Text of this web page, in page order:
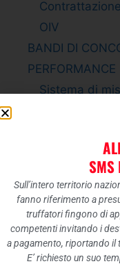
OIV
BANDI DI
PERFORMANCE
Sistema di
Piano della
Relazione
Ammontare
Dati relativi ai
ENTI
Enti pubblici
Società
SMS
Sull’intero territorio
fanno riferimento a
truffatori fingono di
competenti invitando i
a pagamento, riportando il
E’ richiesto un suo